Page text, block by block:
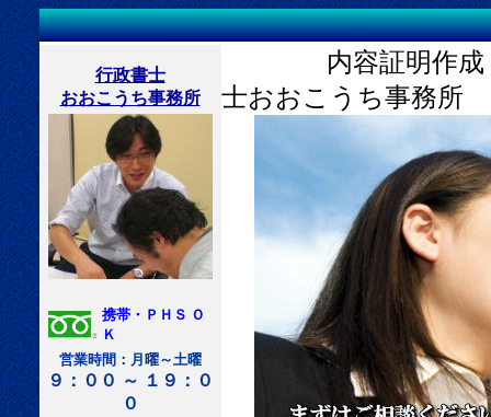
行政書士
おおこうち事務所
携帯・ＰＨＳ Ｏ
Ｋ
営業時間：月曜～土曜
９：００ ～ １９：０
０
内容証明作成 ク
士おおこうち事務所